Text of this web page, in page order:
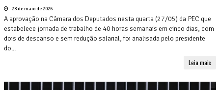
28 de maio de 2026
A aprovação na Câmara dos Deputados nesta quarta (27/05) da PEC que
estabelece jornada de trabalho de 40 horas semanais em cinco dias, com
dois de descanso e sem redução salarial, foi analisada pelo presidente
do...
Leia mais